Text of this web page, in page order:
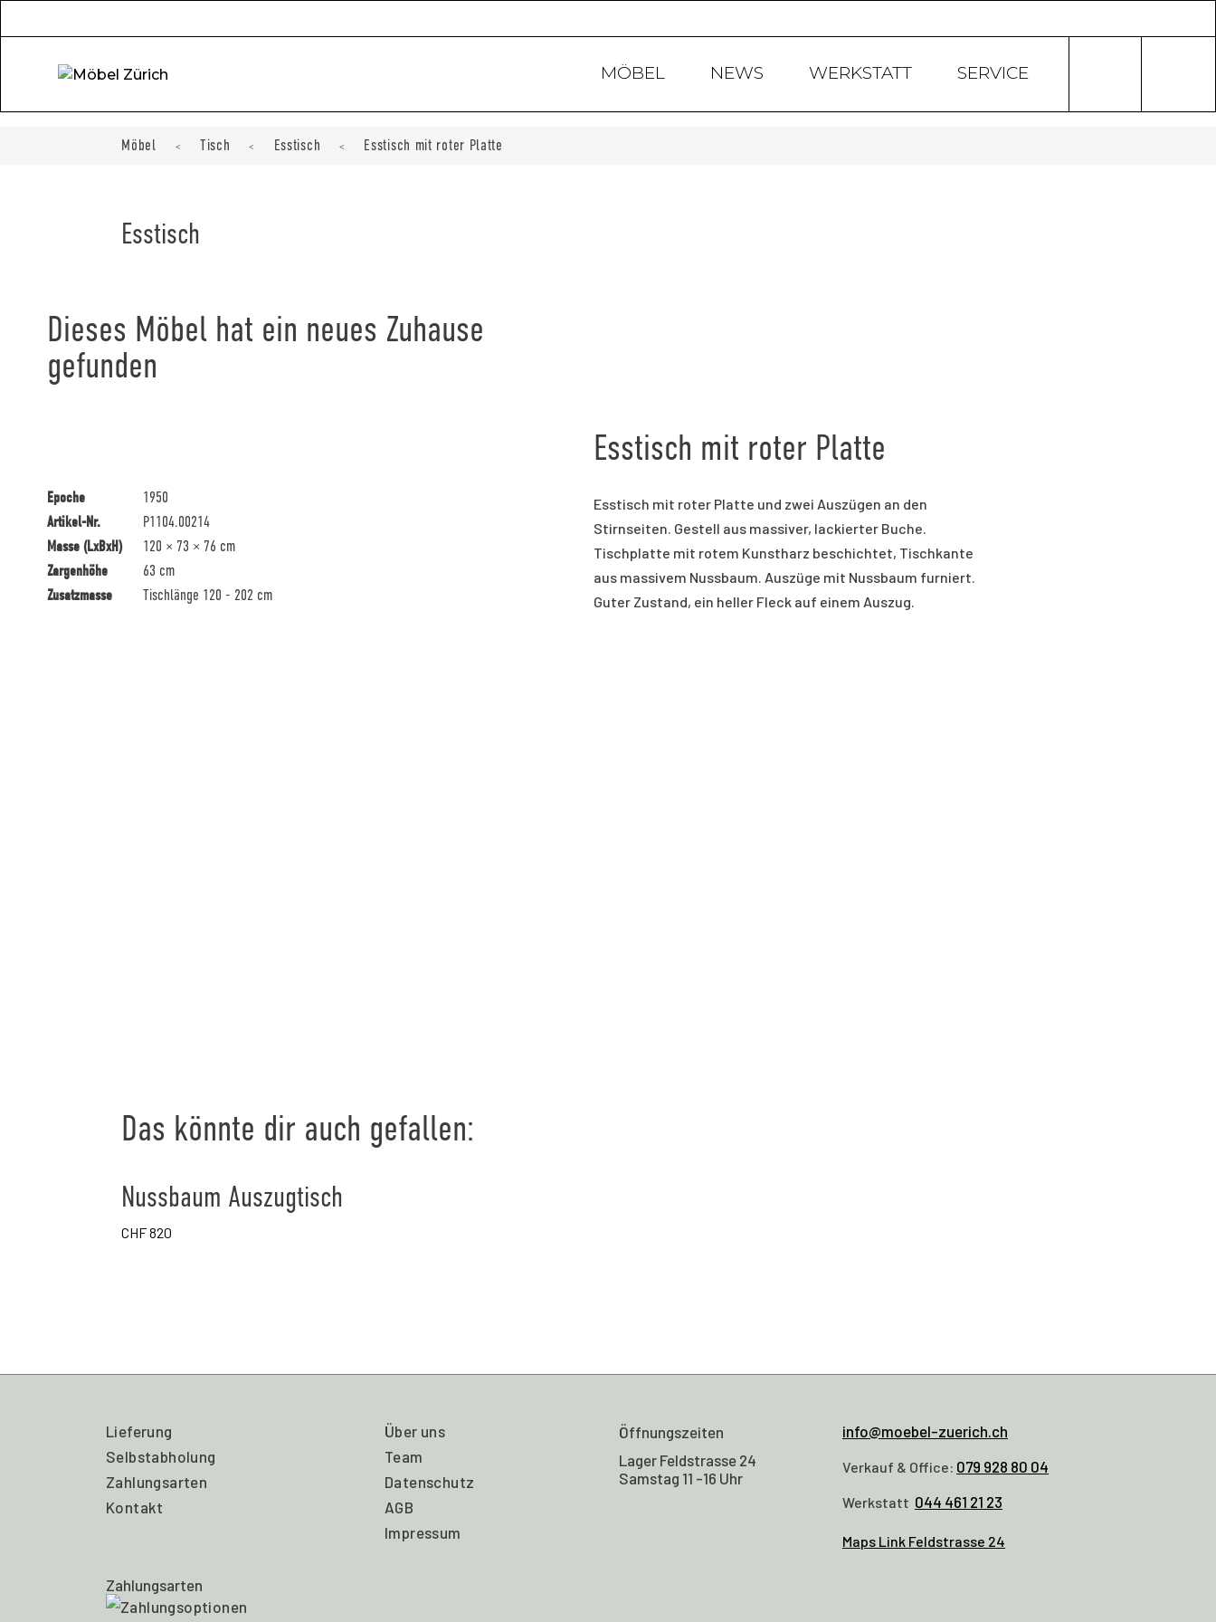
MÖBEL NEWS WERKSTATT SERVICE
Products
Möbel < Tisch < Esstisch < Esstisch mit roter Platte
Esstisch
Dieses Möbel hat ein neues Zuhause
gefunden
Epoche
1950
Artikel-Nr.
P1104.00214
Masse (LxBxH)
120 × 73 × 76 cm
Zargenhöhe
63 cm
Zusatzmasse
Tischlänge 120 - 202 cm
Esstisch mit roter Platte
Esstisch mit roter Platte und zwei Auszügen an den
Stirnseiten. Gestell aus massiver, lackierter Buche.
Tischplatte mit rotem Kunstharz beschichtet, Tischkante
aus massivem Nussbaum. Auszüge mit Nussbaum furniert.
Guter Zustand, ein heller Fleck auf einem Auszug.
Das könnte dir auch gefallen:
Nussbaum Auszugtisch
CHF820
Lieferung
Selbstabholung
Zahlungsarten
Kontakt
Über uns
Team
Datenschutz
AGB
Impressum
Zahlungsarten
Öffnungszeiten
Lager Feldstrasse 24
Samstag 11 -16 Uhr
info@moebel-zuerich.ch
Verkauf & Office: 079 928 80 04
Werkstatt 044 461 21 23
Maps Link Feldstrasse 24